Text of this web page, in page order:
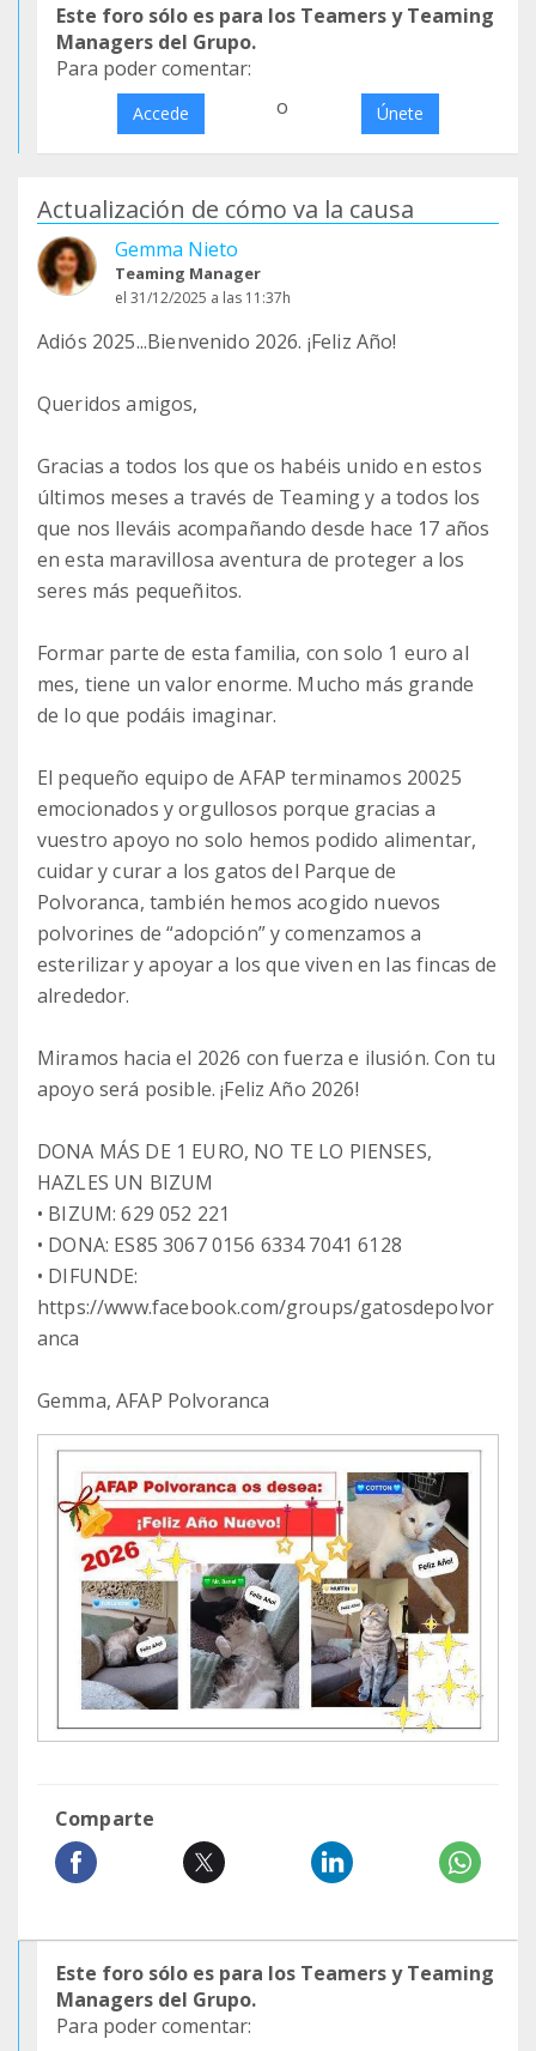
Este foro sólo es para los Teamers y Teaming
Managers del Grupo.
Para poder comentar:
Accede o Únete
Actualización de cómo va la causa
Gemma Nieto
Teaming Manager
el 31/12/2025 a las 11:37h
Adiós 2025...Bienvenido 2026. ¡Feliz Año!
Queridos amigos,
Gracias a todos los que os habéis unido en estos
últimos meses a través de Teaming y a todos los
que nos lleváis acompañando desde hace 17 años
en esta maravillosa aventura de proteger a los
seres más pequeñitos.
Formar parte de esta familia, con solo 1 euro al
mes, tiene un valor enorme. Mucho más grande
de lo que podáis imaginar.
El pequeño equipo de AFAP terminamos 20025
emocionados y orgullosos porque gracias a
vuestro apoyo no solo hemos podido alimentar,
cuidar y curar a los gatos del Parque de
Polvoranca, también hemos acogido nuevos
polvorines de “adopción” y comenzamos a
esterilizar y apoyar a los que viven en las fincas de
alrededor.
Miramos hacia el 2026 con fuerza e ilusión. Con tu
apoyo será posible. ¡Feliz Año 2026!
DONA MÁS DE 1 EURO, NO TE LO PIENSES,
HAZLES UN BIZUM
• BIZUM: 629 052 221
• DONA: ES85 3067 0156 6334 7041 6128
• DIFUNDE:
https://www.facebook.com/groups/gatosdepolvor
anca
Gemma, AFAP Polvoranca
Comparte
Este foro sólo es para los Teamers y Teaming
Managers del Grupo.
Para poder comentar: